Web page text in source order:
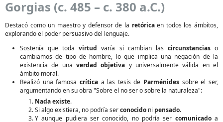
Gorgias (c. 485 – c. 380 a.C.)
Destacó como un maestro y defensor de la retóricaen todos los ámbitos,
explorando el poder persuasivo del lenguaje.
Sostenía que todavirtud varía si cambian las circunstanciaso
cambiamos de tipo de hombre, lo que implica una negación de la
existencia de una verdad objetiva y universalmente válida en el
ámbito moral.
Realizó una famosa críticaa las tesis de Parménides sobre el ser,
argumentando en su obra "Sobre el no ser o sobre la naturaleza":
Nada existe.
Si algo existiera, no podría serconocido ni pensado.
Y aunque pudiera ser conocido, no podría ser comunicadoa